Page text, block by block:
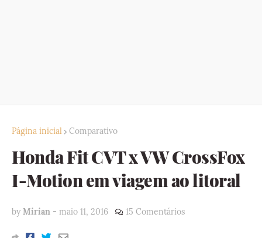
Página inicial Comparativo
Honda Fit CVT x VW CrossFox
I-Motion em viagem ao litoral
by Mirian - maio 11, 2016 15 Comentários